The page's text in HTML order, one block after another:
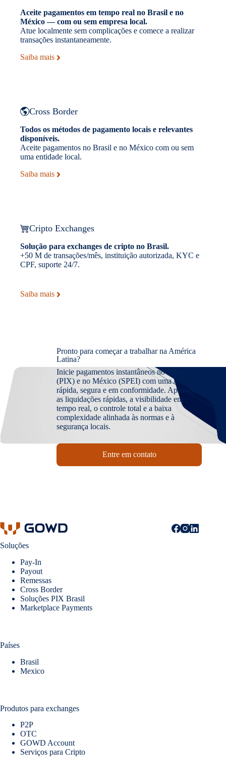
Aceite pagamentos em tempo real no Brasil e no
México — com ou sem empresa local.
Atue localmente sem complicações e comece a realizar
transações instantaneamente.
Saiba mais
Cross Border
Todos os métodos de pagamento locais e relevantes
disponíveis.
Aceite pagamentos no Brasil e no México com ou sem
uma entidade local.
Saiba mais
Cripto Exchanges
Solução para exchanges de cripto no Brasil.
+50 M de transações/mês, instituição autorizada, KYC e
CPF, suporte 24/7.
Saiba mais
Pronto para começar a trabalhar na América
Latina?
Inicie pagamentos instantâneos no Brasil
(PIX) e no México (SPEI) com uma API
rápida, segura e em conformidade. Aproveite
as liquidações rápidas, a visibilidade em
tempo real, o controle total e a baixa
complexidade alinhada às normas e à
segurança locais.
Entre em contato
Soluções
Pay-In
Payout
Remessas
Cross Border
Soluções PIX Brasil
Marketplace Payments
Países
Brasil
Mexico
Produtos para exchanges
P2P
OTC
GOWD Account
Serviços para Cripto